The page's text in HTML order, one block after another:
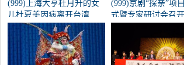
(999)上海大亨杜月升的女
儿杜夏美因病离开台湾
(999)京剧“探亲”项
式暨专家研讨会召开